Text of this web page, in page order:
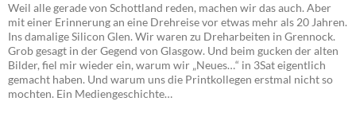
Weil alle gerade von Schottland reden, machen wir das auch. Aber
mit einer Erinnerung an eine Drehreise vor etwas mehr als 20 Jahren.
Ins damalige Silicon Glen. Wir waren zu Dreharbeiten in Grennock.
Grob gesagt in der Gegend von Glasgow. Und beim gucken der alten
Bilder, fiel mir wieder ein, warum wir „Neues…“ in 3Sat eigentlich
gemacht haben. Und warum uns die Printkollegen erstmal nicht so
mochten. Ein Mediengeschichte…